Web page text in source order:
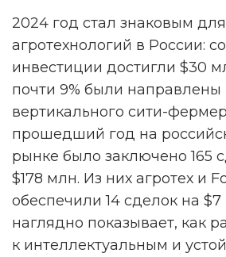
2024 год стал знаковым
агротехнологий в России:
инвестиции достигли $30
почти 9% были направлены
вертикального сити-
прошедший год на
рынке было заключено 165
$178 млн. Из них агротех и
обеспечили 14 сделок на
наглядно показывает, как
к интеллектуальным и